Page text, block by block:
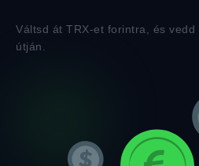
Váltsd át TRX-et forintra, és vedd
útján.